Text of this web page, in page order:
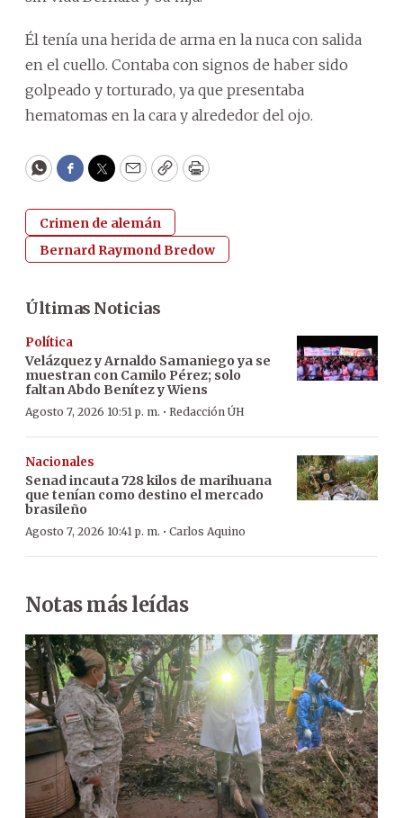
Él tenía una herida de arma en la nuca con salida
en el cuello. Contaba con signos de haber sido
golpeado y torturado, ya que presentaba
hematomas en la cara y alrededor del ojo.
WhatsApp
Facebook
Twitter
EmailCopyPrint
Crimen de alemán
Bernard Raymond Bredow
Últimas Noticias
Política
Velázquez y Arnaldo Samaniego ya se
muestran con Camilo Pérez; solo
faltan Abdo Benítez y Wiens
Agosto 7, 2026 10:51 p. m. · Redacción ÚH
Nacionales
Senad incauta 728 kilos de marihuana
que tenían como destino el mercado
brasileño
Agosto 7, 2026 10:41 p. m. · Carlos Aquino
Notas más leídas